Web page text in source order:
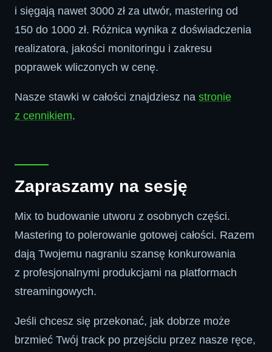
i sięgają nawet 3000 zł za utwór, mastering od
150 do 1000 zł. Różnica wynika z doświadczenia
realizatora, jakości monitoringu i zakresu
poprawek wliczonych w cenę.
Nasze stawki w całości znajdziesz na stronie
z cennikiem.
Zapraszamy na sesję
Mix to budowanie utworu z osobnych części.
Mastering to polerowanie gotowej całości. Razem
dają Twojemu nagraniu szansę konkurowania
z profesjonalnymi produkcjami na platformach
streamingowych.
Jeśli chcesz się przekonać, jak dobrze może
brzmieć Twój track po przejściu przez nasze ręce,